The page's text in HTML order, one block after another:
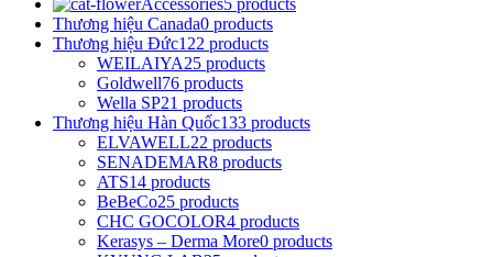
Thương hiệu Canada0 products
Thương hiệu Đức122 products
WEILAIYA25 products
Goldwell76 products
Wella SP21 products
Thương hiệu Hàn Quốc133 products
ELVAWELL22 products
SENADEMAR8 products
ATS14 products
BeBeCo25 products
CHC GOCOLOR4 products
Kerasys – Derma More0 products